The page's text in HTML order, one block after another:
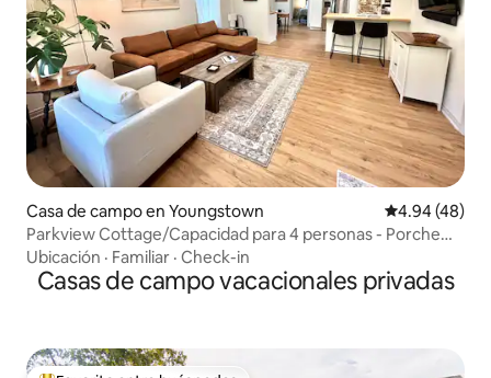
Casa de campo en Youngstown Calificación
4.94 (48)
Parkview Cottage/Capacidad para 4 personas - Porche
pintoresco, accesible a pie
Ubicación · Familiar · Check-in
Casas de campo vacacionales privadas